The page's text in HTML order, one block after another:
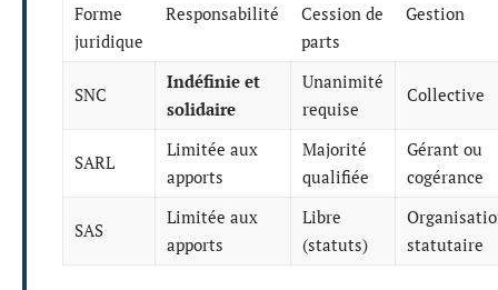
Forme
juridique
Responsabilité
Cession de
parts
Gestion
SNC
Indéfinie et
solidaire
Unanimité
requise
Collective
SARL
Limitée aux
apports
Majorité
qualifiée
Gérant ou
cogérance
SAS
Limitée aux
apports
Libre
(statuts)
statutaire